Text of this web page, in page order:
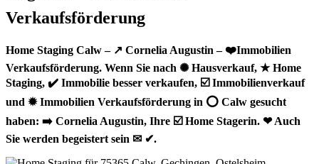
Home Staging Calw – ↗️ Cornelia Augustin – ❤️Immobilien
Verkaufsförderung. Wenn Sie nach ✺ Hausverkauf, ★ Home
Staging, ✔️ Immobilie besser verkaufen, ☑️ Immobilienverkauf
und ✹ Immobilien Verkaufsförderung in ⭕ Calw gesucht
haben: ➡️ Cornelia Augustin, Ihre ☑️ Home Stagerin. ❤ Auch
Sie werden begeistert sein ✉ ✔.